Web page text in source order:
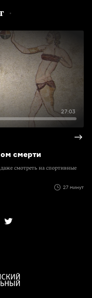
27:03
смерти
смотреть на спортивные
27 минут